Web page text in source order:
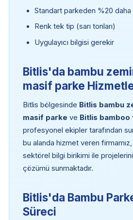
Standart parkeden %20 daha
Renk tek tip (sarı tonları)
Uygulayıcı bilgisi gerekir
Bitlis'da bambu
masif parke
Bitlis bölgesinde Bitlis bambu
masif parke ve Bitlis
profesyonel ekipler tarafından
bu alanda hizmet veren firmamız,
sektörel bilgi birikimi ile
çözümü sunmaktadır.
Bitlis'da Bambu
Süreci